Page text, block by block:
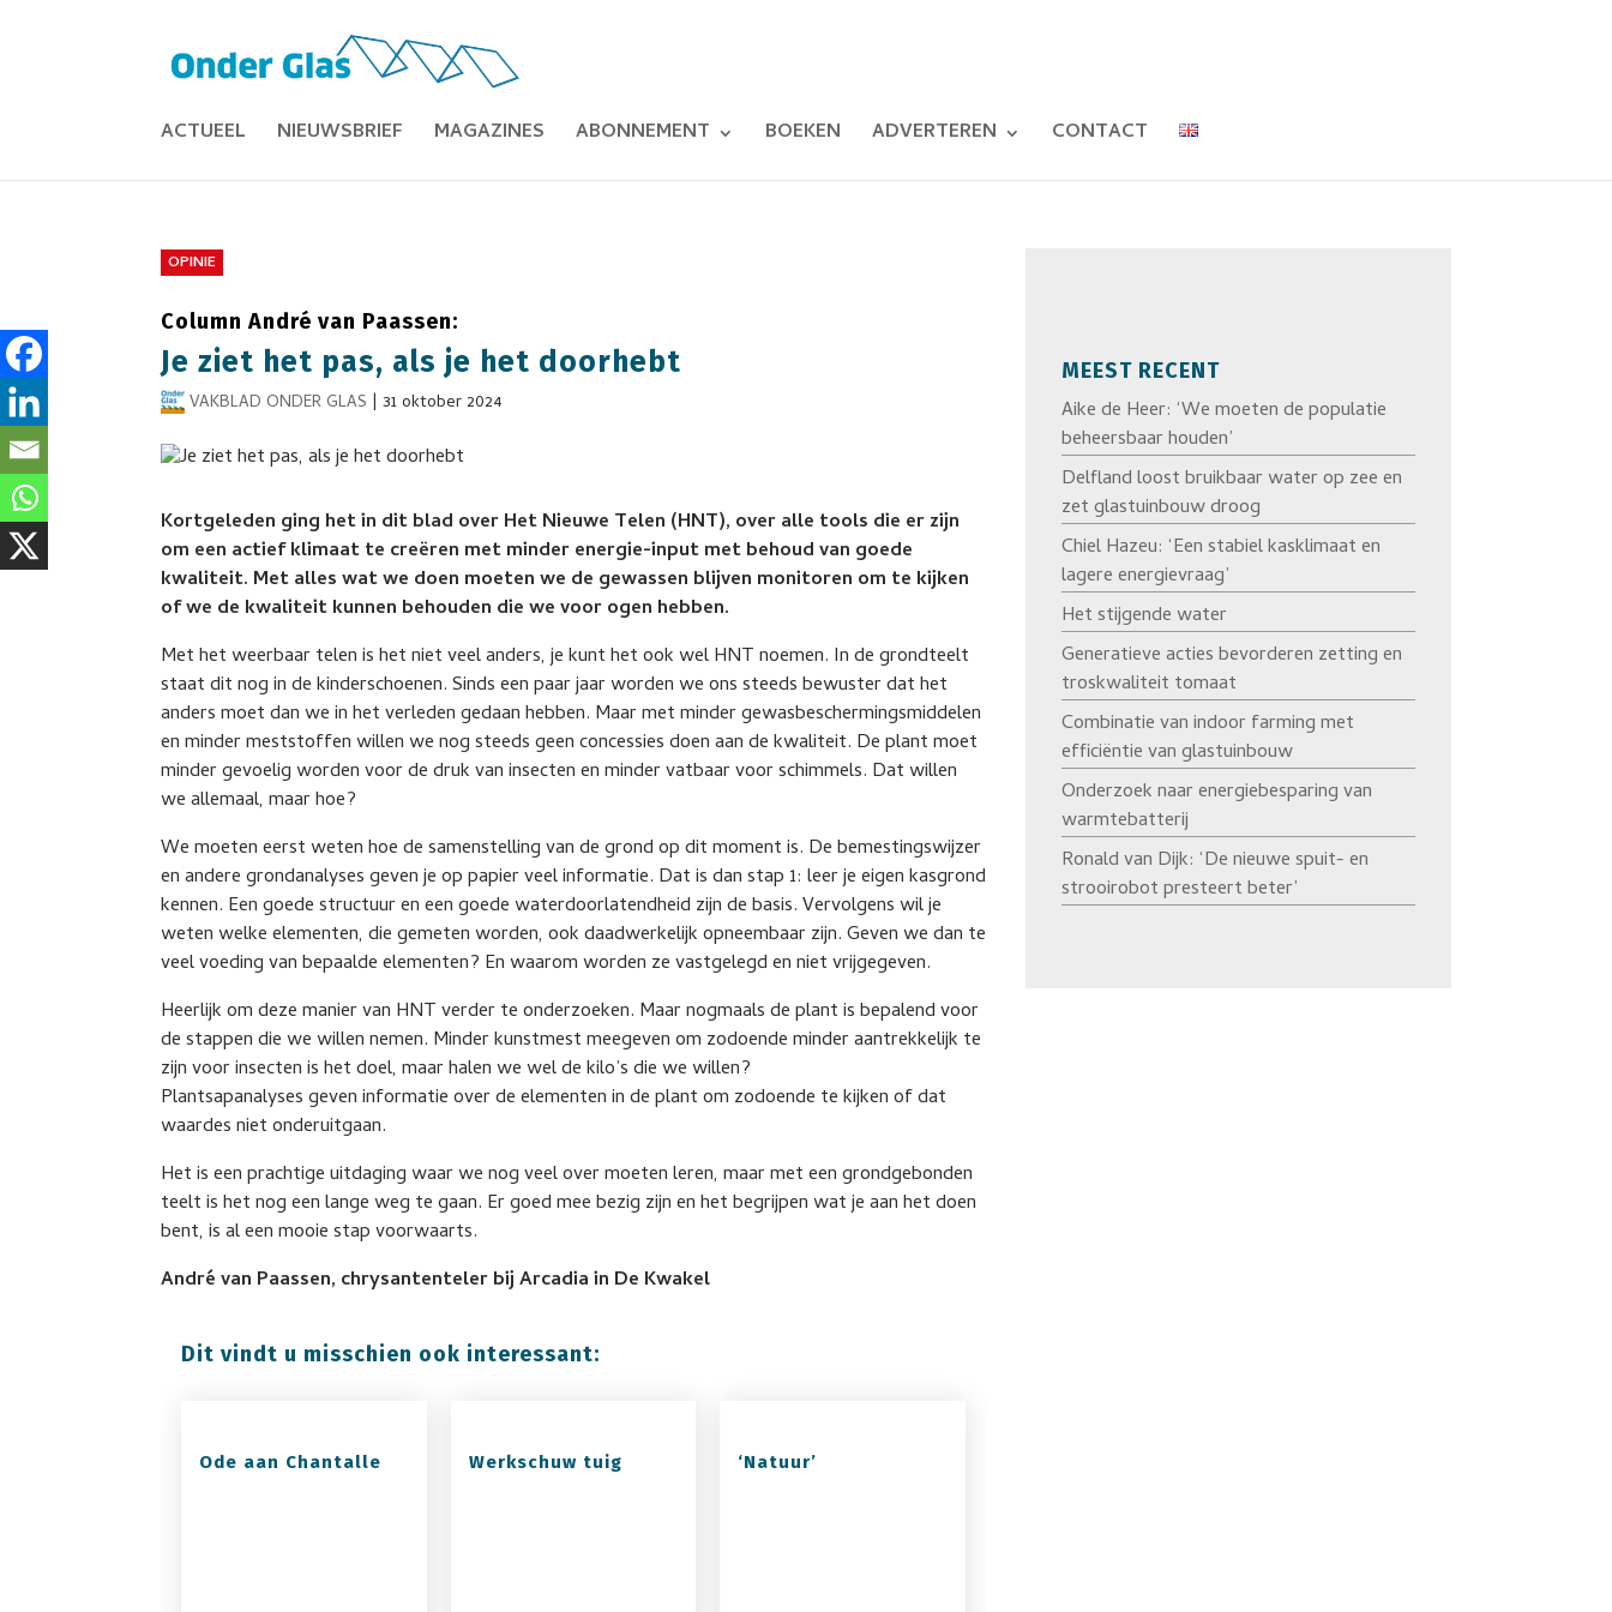
ACTUEEL NIEUWSBRIEF MAGAZINES ABONNEMENT BOEKEN ADVERTEREN CONTACT
OPINIE
Column André van Paassen:
Je ziet het pas, als je het doorhebt
VAKBLAD ONDER GLAS |31 oktober 2024
Kortgeleden ging het in dit blad over Het Nieuwe Telen (HNT), over alle tools die er zijn
om een actief klimaat te creëren met minder energie-input met behoud van goede
kwaliteit. Met alles wat we doen moeten we de gewassen blijven monitoren om te kijken
of we de kwaliteit kunnen behouden die we voor ogen hebben.
Met het weerbaar telen is het niet veel anders, je kunt het ook wel HNT noemen. In de grondteelt
staat dit nog in de kinderschoenen. Sinds een paar jaar worden we ons steeds bewuster dat het
anders moet dan we in het verleden gedaan hebben. Maar met minder gewasbeschermingsmiddelen
en minder meststoffen willen we nog steeds geen concessies doen aan de kwaliteit. De plant moet
minder gevoelig worden voor de druk van insecten en minder vatbaar voor schimmels. Dat willen
we allemaal, maar hoe?
We moeten eerst weten hoe de samenstelling van de grond op dit moment is. De bemestingswijzer
en andere grondanalyses geven je op papier veel informatie. Dat is dan stap 1: leer je eigen kasgrond
kennen. Een goede structuur en een goede waterdoorlatendheid zijn de basis. Vervolgens wil je
weten welke elementen, die gemeten worden, ook daadwerkelijk opneembaar zijn. Geven we dan te
veel voeding van bepaalde elementen? En waarom worden ze vastgelegd en niet vrijgegeven.
Heerlijk om deze manier van HNT verder te onderzoeken. Maar nogmaals de plant is bepalend voor
de stappen die we willen nemen. Minder kunstmest meegeven om zodoende minder aantrekkelijk te
zijn voor insecten is het doel, maar halen we wel de kilo’s die we willen?
Plantsapanalyses geven informatie over de elementen in de plant om zodoende te kijken of dat
waardes niet onderuitgaan.
Het is een prachtige uitdaging waar we nog veel over moeten leren, maar met een grondgebonden
teelt is het nog een lange weg te gaan. Er goed mee bezig zijn en het begrijpen wat je aan het doen
bent, is al een mooie stap voorwaarts.
André van Paassen, chrysantenteler bij Arcadia in De Kwakel
Dit vindt u misschien ook interessant:
Ode aan Chantalle Werkschuw tuig ‘Natuur’
MEEST RECENT
Aike de Heer: ‘We moeten de populatie
beheersbaar houden’
Delfland loost bruikbaar water op zee en
zet glastuinbouw droog
Chiel Hazeu: ‘Een stabiel kasklimaat en
lagere energievraag’
Het stijgende water
Generatieve acties bevorderen zetting en
troskwaliteit tomaat
Combinatie van indoor farming met
efficiëntie van glastuinbouw
Onderzoek naar energiebesparing van
warmtebatterij
Ronald van Dijk: ‘De nieuwe spuit- en
strooirobot presteert beter’